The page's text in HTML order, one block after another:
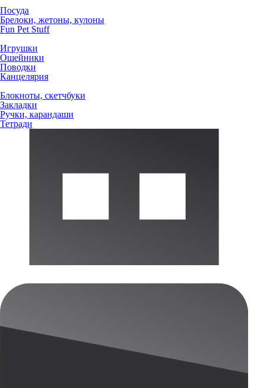
Посуда
Брелоки, жетоны, кулоны
Fun Pet Stuff
Игрушки
Ошейники
Поводки
Канцелярия
Блокноты, скетчбуки
Закладки
Ручки, карандаши
Тетради